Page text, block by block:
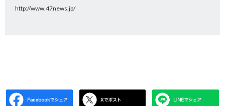
http://www.47news.jp/